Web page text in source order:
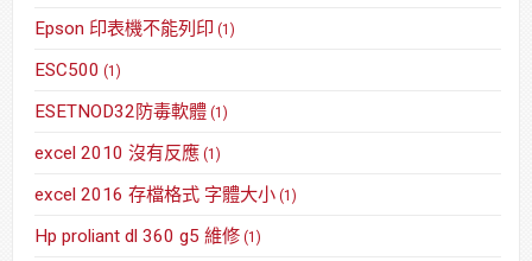
Epson 印表機不能列印 (1)
ESC500 (1)
ESETNOD32防毒軟體 (1)
excel 2010 沒有反應 (1)
excel 2016 存檔格式 字體大小 (1)
Hp proliant dl 360 g5 維修 (1)